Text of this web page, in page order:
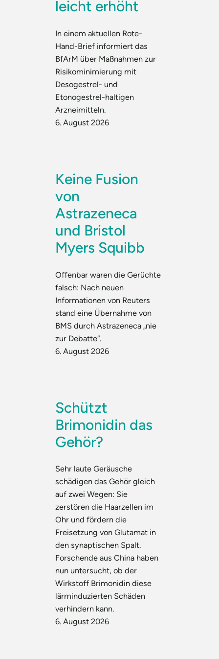
leicht erhöht
In einem aktuellen Rote-
Hand-Brief informiert das
BfArM über Maßnahmen zur
Risikominimierung mit
Desogestrel- und
Etonogestrel-haltigen
Arzneimitteln.
6. August 2026
Keine Fusion
von
Astrazeneca
und Bristol
Myers Squibb
Offenbar waren die Gerüchte
falsch: Nach neuen
Informationen von Reuters
stand eine Übernahme von
BMS durch Astrazeneca „nie
zur Debatte“.
6. August 2026
Schützt
Brimonidin das
Gehör?
Sehr laute Geräusche
schädigen das Gehör gleich
auf zwei Wegen: Sie
zerstören die Haarzellen im
Ohr und fördern die
Freisetzung von Glutamat in
den synaptischen Spalt.
Forschende aus China haben
nun untersucht, ob der
Wirkstoff Brimonidin diese
lärminduzierten Schäden
verhindern kann.
6. August 2026